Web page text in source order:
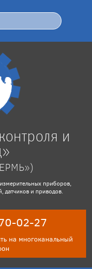
и
приборов,
датчиков и приводов.
02-27
на многоканальный